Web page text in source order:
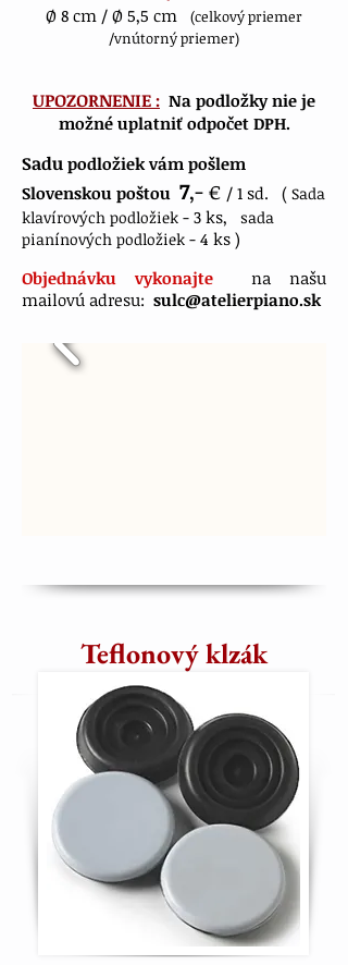
Ø 8 cm / Ø 5,5 cm (celkový priemer
/vnútorný priemer)
UPOZORNENIE : Na podložky nie je
možné uplatniť odpočet DPH.
Sadu podložiek vám pošlem
Slovenskou poštou 7,- € / 1 sd. ( Sada
klavírových podložiek - 3 ks, sada
pianínových podložiek - 4 ks )
Objednávku vykonajte
na našu
mailovú adresu: sulc@atelierpiano.sk
Teflonový klzák